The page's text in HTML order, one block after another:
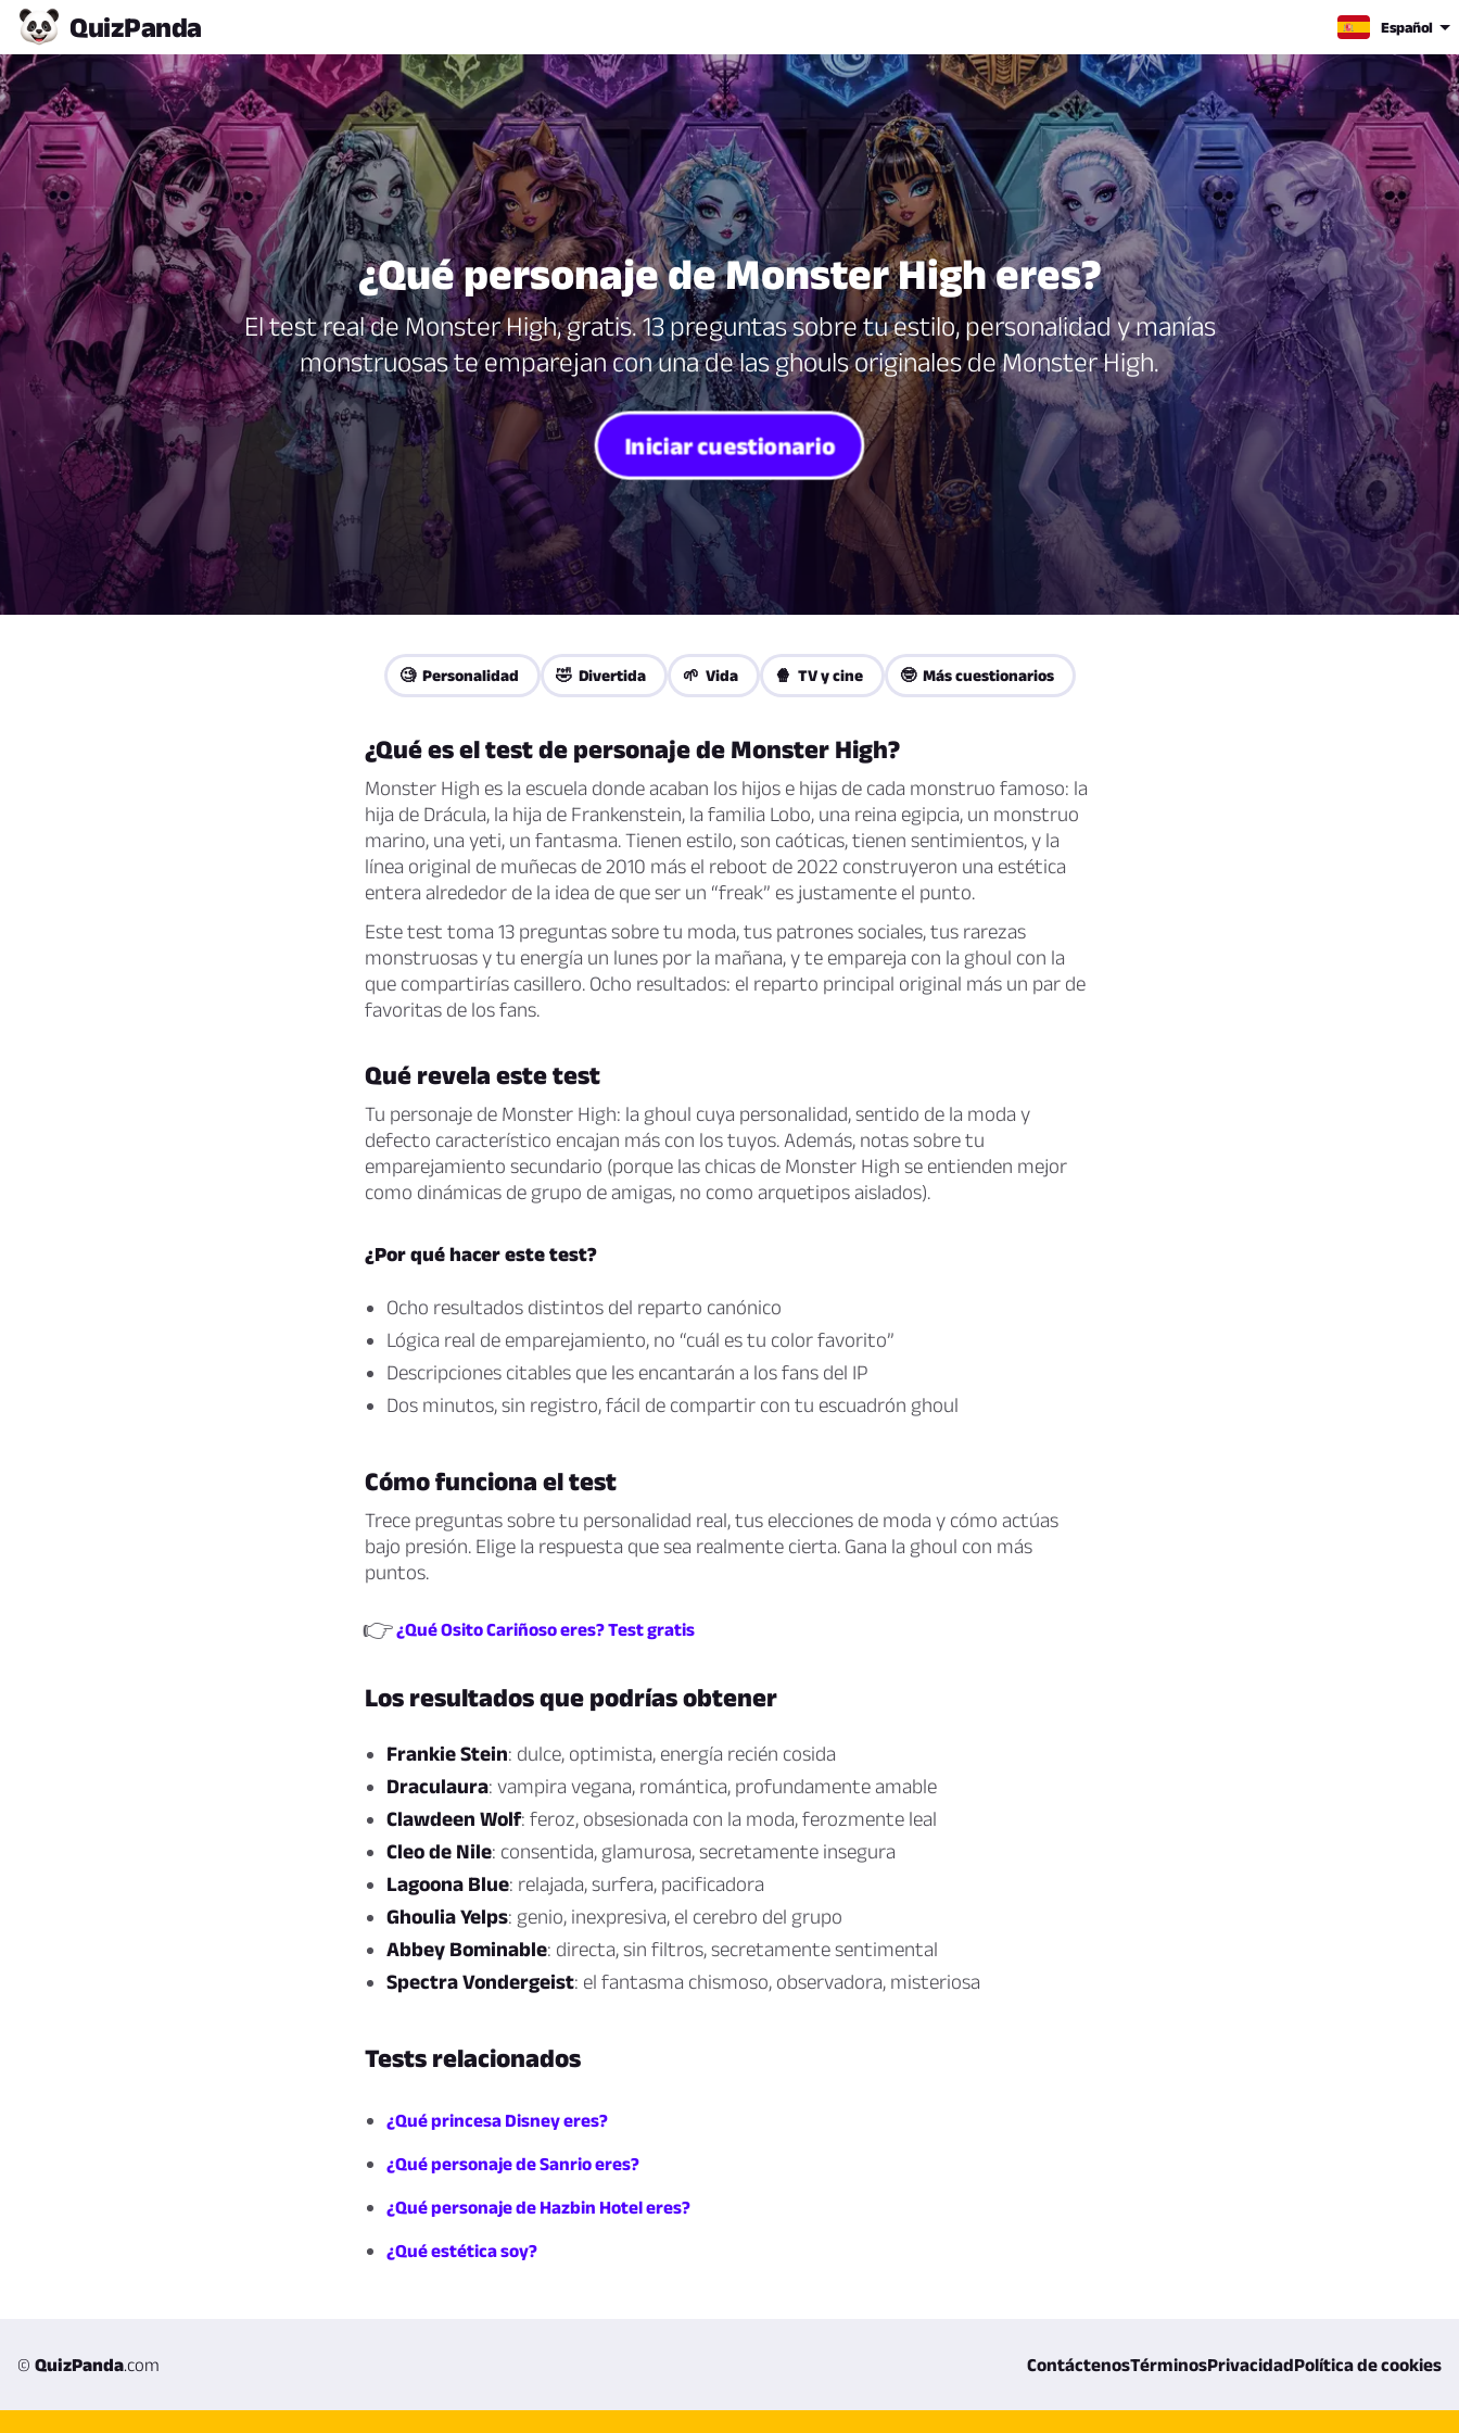
QuizPanda Español
¿Qué personaje de Monster High eres?
El test real de Monster High, gratis. 13 preguntas sobre tu estilo, personalidad y manías
monstruosas te emparejan con una de las ghouls originales de Monster High.
Iniciar cuestionario
🧐 Personalidad 🤣 Divertida 🌱 Vida 🍿 TV y cine 🤓 Más cuestionarios
¿Qué es el test de personaje de Monster High?
Monster High es la escuela donde acaban los hijos e hijas de cada monstruo famoso: la
hija de Drácula, la hija de Frankenstein, la familia Lobo, una reina egipcia, un monstruo
marino, una yeti, un fantasma. Tienen estilo, son caóticas, tienen sentimientos, y la
línea original de muñecas de 2010 más el reboot de 2022 construyeron una estética
entera alrededor de la idea de que ser un “freak” es justamente el punto.
Este test toma 13 preguntas sobre tu moda, tus patrones sociales, tus rarezas
monstruosas y tu energía un lunes por la mañana, y te empareja con la ghoul con la
que compartirías casillero. Ocho resultados: el reparto principal original más un par de
favoritas de los fans.
Qué revela este test
Tu personaje de Monster High: la ghoul cuya personalidad, sentido de la moda y
defecto característico encajan más con los tuyos. Además, notas sobre tu
emparejamiento secundario (porque las chicas de Monster High se entienden mejor
como dinámicas de grupo de amigas, no como arquetipos aislados).
¿Por qué hacer este test?
Ocho resultados distintos del reparto canónico
Lógica real de emparejamiento, no “cuál es tu color favorito”
Descripciones citables que les encantarán a los fans del IP
Dos minutos, sin registro, fácil de compartir con tu escuadrón ghoul
Cómo funciona el test
Trece preguntas sobre tu personalidad real, tus elecciones de moda y cómo actúas
bajo presión. Elige la respuesta que sea realmente cierta. Gana la ghoul con más
puntos.
👉¿Qué Osito Cariñoso eres? Test gratis
Los resultados que podrías obtener
Frankie Stein: dulce, optimista, energía recién cosida
Draculaura: vampira vegana, romántica, profundamente amable
Clawdeen Wolf: feroz, obsesionada con la moda, ferozmente leal
Cleo de Nile: consentida, glamurosa, secretamente insegura
Lagoona Blue: relajada, surfera, pacificadora
Ghoulia Yelps: genio, inexpresiva, el cerebro del grupo
Abbey Bominable: directa, sin filtros, secretamente sentimental
Spectra Vondergeist: el fantasma chismoso, observadora, misteriosa
Tests relacionados
¿Qué princesa Disney eres?
¿Qué personaje de Sanrio eres?
¿Qué personaje de Hazbin Hotel eres?
¿Qué estética soy?
© QuizPanda.com ContáctenosTérminosPrivacidadPolítica de cookies